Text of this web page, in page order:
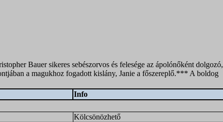
Bauer sikeres sebészorvos és felesége az ápolónőként dolgozó,
a magukhoz fogadott kislány, Janie a főszereplő.*** A boldog
Info
Kölcsönözhető